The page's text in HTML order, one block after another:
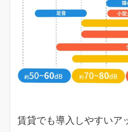
賃貸でも導入しやすいア